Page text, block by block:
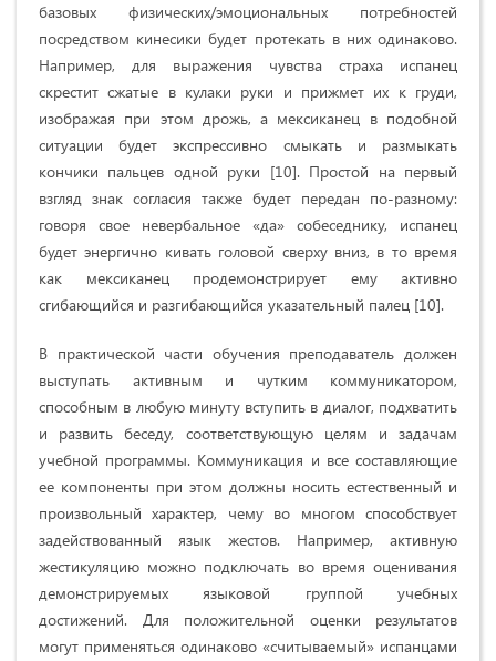
базовых физических/эмоциональных потребностей
посредством кинесики будет протекать в них одинаково.
Например, для выражения чувства страха испанец
скрестит сжатые в кулаки руки и прижмет их к груди,
изображая при этом дрожь, а мексиканец в подобной
ситуации будет экспрессивно смыкать и размыкать
кончики пальцев одной руки [10]. Простой на первый
взгляд знак согласия также будет передан по-разному:
говоря свое невербальное «да» собеседнику, испанец
будет энергично кивать головой сверху вниз, в то время
как мексиканец продемонстрирует ему активно
сгибающийся и разгибающийся указательный палец [10].
В практической части обучения преподаватель должен
выступать активным и чутким коммуникатором,
способным в любую минуту вступить в диалог, подхватить
и развить беседу, соответствующую целям и задачам
учебной программы. Коммуникация и все составляющие
ее компоненты при этом должны носить естественный и
произвольный характер, чему во многом способствует
задействованный язык жестов. Например, активную
жестикуляцию можно подключать во время оценивания
демонстрируемых языковой группой учебных
достижений. Для положительной оценки результатов
могут применяться одинаково «считываемый» испанцами